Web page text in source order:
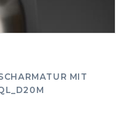
MIT